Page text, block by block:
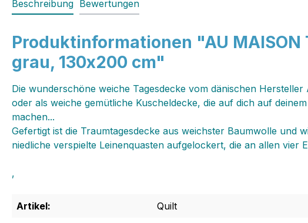
Beschreibung Bewertungen
Produktinformationen "AU
grau, 130x200 cm"
Die wunderschöne weiche Tagesdecke vom dänischen
oder als weiche gemütliche Kuscheldecke, die auf dich auf
machen...
Gefertigt ist die Traumtagesdecke aus weichster Baumwolle
niedliche verspielte Leinenquasten aufgelockert, die an allen vier
‚
Artikel:
Quilt